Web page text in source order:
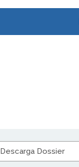
Descarga Dossier